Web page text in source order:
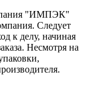
"ИМПЭК"
Следует
к делу, начиная
Несмотря на